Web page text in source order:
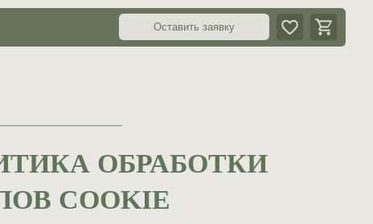
ОБРАБОТКИ
COOKIE